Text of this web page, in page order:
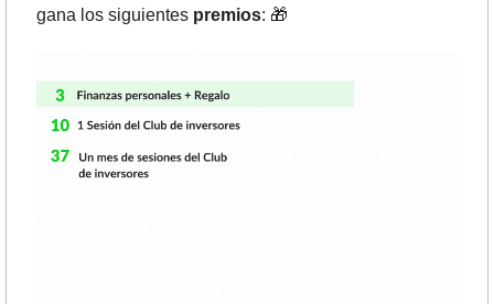
gana los siguientes premios: 🎁